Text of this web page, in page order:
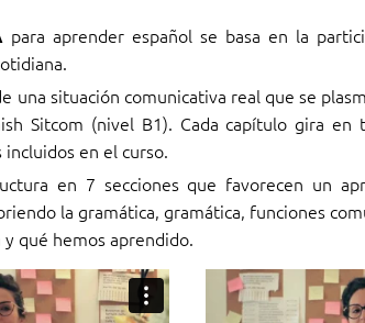
para aprender español se basa en la
una situación comunicativa real que se
Sitcom (nivel B1). Cada capítulo gira en
en el curso.
en 7 secciones que favorecen un
la gramática, gramática, funciones
qué hemos aprendido.